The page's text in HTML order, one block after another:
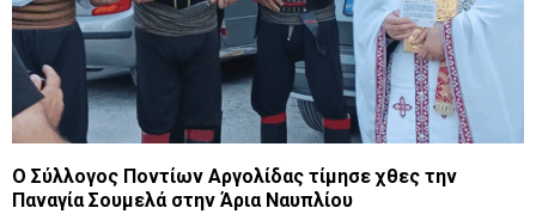
Ο Σύλλογος Ποντίων Αργολίδας τίμησε χθες την
Παναγία Σουμελά στην Άρια Ναυπλίου